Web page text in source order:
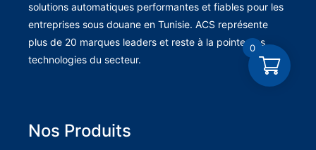
solutions automatiques performantes et fiables pour les
entreprises sous douane en Tunisie. ACS représente
plus de 20 marques leaders et reste à la pointe des
technologies du secteur.
Nos Produits
0